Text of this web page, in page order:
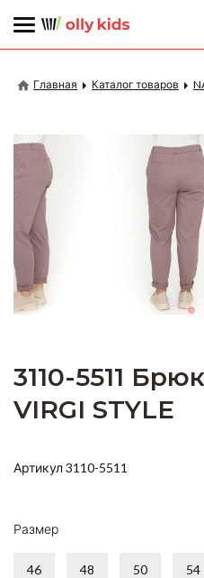
Главная Каталог товаров
3110-5511
VIRGI STYLE
Артикул 3110-5511
Размер
46 48 50 54